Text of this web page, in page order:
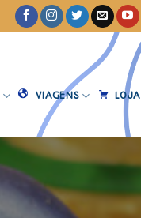
VIAGENS LOJA